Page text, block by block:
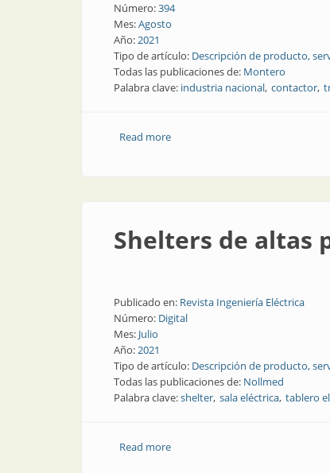
Número:394
Mes:Agosto
Año:2021
Tipo de artículo: Descripción de producto,
Todas las publicaciones de: Montero
Palabra clave: industria nacional contactor
Read moreabout Contactores versátiles para
Shelters de altas
Publicado en: Revista Ingeniería Eléctrica
Número: Digital
Mes: Julio
Año:2021
Tipo de artículo: Descripción de producto,
Todas las publicaciones de: Nollmed
Palabra clave:shelter sala eléctrica tablero
Read moreabout Shelters de altas